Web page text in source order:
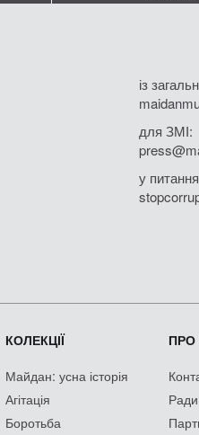
із
для ЗМІ:
у
КОЛЕКЦІЇ
Майдан: усна історія
Агітація
Боротьба
ПРО